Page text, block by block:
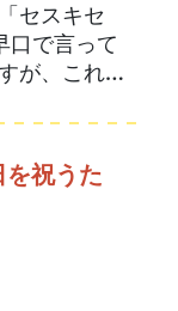
セスキセ
口で言って
が、これ
祝うた